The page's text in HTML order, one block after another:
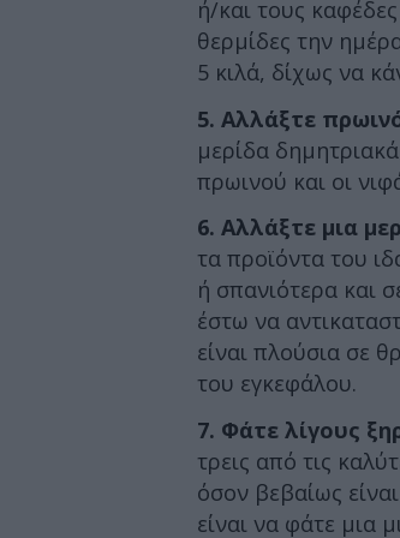
ή/και τους
θερμίδες την
5 κιλά, δίχως να
5. Αλλάξτε
μερίδα
πρωινού και οι
6. Αλλάξτε μια
τα προϊόντα του
ή σπανιότερα και
έστω να
είναι πλούσια σε
του εγκεφάλου.
7. Φάτε λίγους
τρεις από τις
όσον βεβαίως
είναι να φάτε μια